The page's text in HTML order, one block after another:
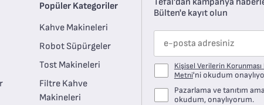
Popüler Kategoriler
Kahve Makineleri
Robot Süpürgeler
Tost Makineleri
Filtre Kahve
Makineleri
Bülten'e kayıt olun
Kişisel Verilerin Korunması
Metni'ni okudum
Pazarlama ve tanıtım
okudum, onaylıyorum.